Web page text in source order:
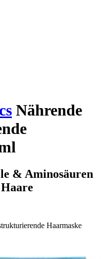
Nährende
& Aminosäuren
Haarmaske